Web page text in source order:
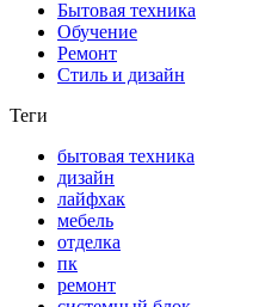
Бытовая техника
Обучение
Ремонт
Стиль и дизайн
Теги
бытовая техника
дизайн
лайфхак
мебель
отделка
пк
ремонт